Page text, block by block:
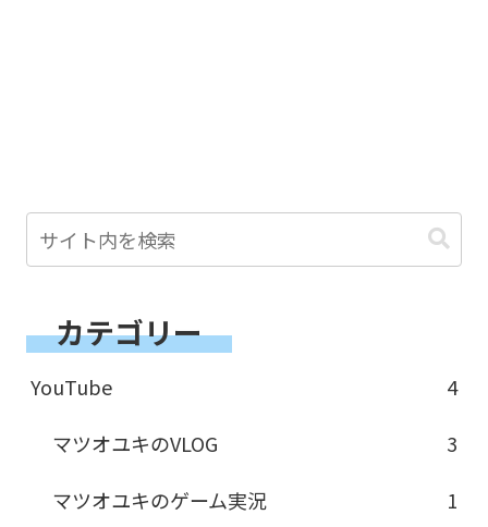
カテゴリー
YouTube
4
マツオユキのVLOG
3
マツオユキのゲーム実況
1